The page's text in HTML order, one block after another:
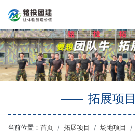
拓展项目
当前位置： 首页 拓展项目 场地项目